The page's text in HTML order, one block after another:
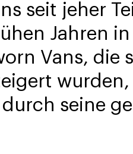
seit jeher
Jahren
Vans, die
seine